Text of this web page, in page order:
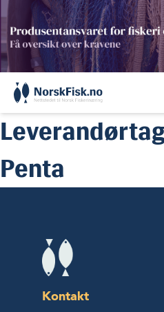
Skip
to
content
Penta
Kontakt